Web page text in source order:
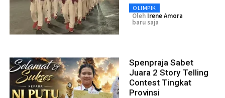
OLIMPIK
Oleh Irene Amora
baru saja
Spenpraja Sabet
Juara 2 Story Telling
Contest Tingkat
Provinsi